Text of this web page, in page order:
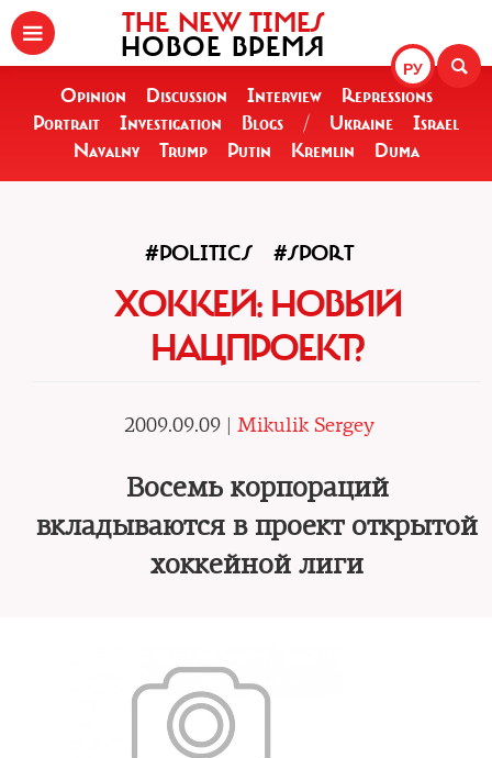
РУ
THE NEW TIMES
НОВОЕ ВРЕМЯ
Opinion Discussion Interview
Repressions
Portrait
Investigation Blogs / Ukraine
Israel
Navalny
Trump Putin Kremlin Duma
#POLITICS #SPORT
ХОККЕЙ: НОВЫЙ
НАЦПРОЕКТ?
2009.09.09 | Mikulik Sergey
Восемь корпораций
вкладываются в проект открытой
хоккейной лиги